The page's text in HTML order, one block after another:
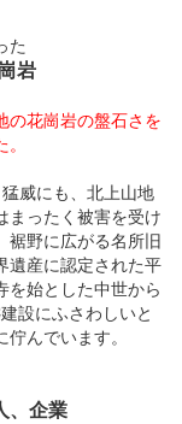
た
岩
の花崗岩の盤石さを
威にも、北上山地
まったく被害を受け
裾野に広がる名所旧
遺産に認定された平
を始とした中世から
設にふさわしいと
んでいます。
、企業